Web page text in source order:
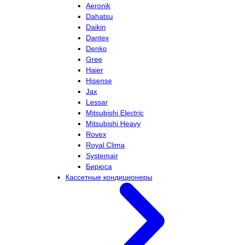
Aeronik
Dahatsu
Daikin
Dantex
Denko
Gree
Haier
Hisense
Jax
Lessar
Mitsubishi Electric
Mitsubishi Heavy
Rovex
Royal Clima
Systemair
Бирюса
Кассетные кондиционеры